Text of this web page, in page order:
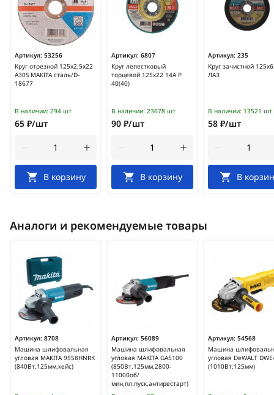
Артикул: 53256
Круг отрезной 125х2,5х22
A30S MAKITA сталь/D-
18677
В наличии: 294 шт
65 ₽/шт
В корзину
Артикул: 6807
Круг лепестковый
торцевой 125х22 14А Р
40(40)
В наличии: 23678 шт
90 ₽/шт
В корзину
Артикул: 235
Круг зачистной
ЛАЗ
В наличии: 13521 шт
58 ₽/шт
В
Аналоги и рекомендуемые товары
Артикул: 8708
Машина шлифовальная
угловая MAKITA 9558HNRK
(840Вт,125мм,кейс)
Артикул: 56089
Машина шлифовальная
угловая MAKITA GA5100
(850Вт,125мм,2800-
11000об/
мин,пл.пуск,антирестарт)
Артикул: 54568
Машина
угловая DeWALT
(1010Вт,125мм)